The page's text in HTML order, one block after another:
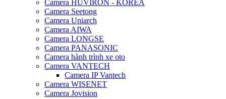
Camera HUVIRON - KOREA
Camera Seetong
Camera Uniarch
Camera AIWA
Camera LONGSE
Camera PANASONIC
Camera hành trình xe oto
Camera VANTECH
Camera IP Vantech
Camera WISENET
Camera Jovision